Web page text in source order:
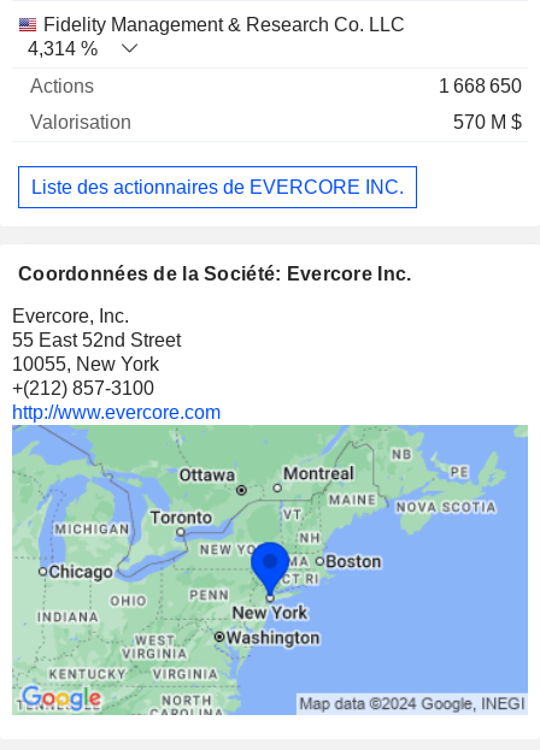
Fidelity Management & Research Co. LLC
4,314 %
1 668 650
570 M $
Liste des actionnaires de EVERCORE INC.
Coordonnées de la Société: Evercore Inc.
Evercore, Inc.
55 East 52nd Street
10055, New York
+(212) 857-3100
http://www.evercore.com